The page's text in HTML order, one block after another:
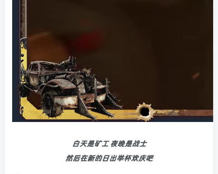
白天是矿工 夜晚是战士
然后在新的日出举杯欢庆吧